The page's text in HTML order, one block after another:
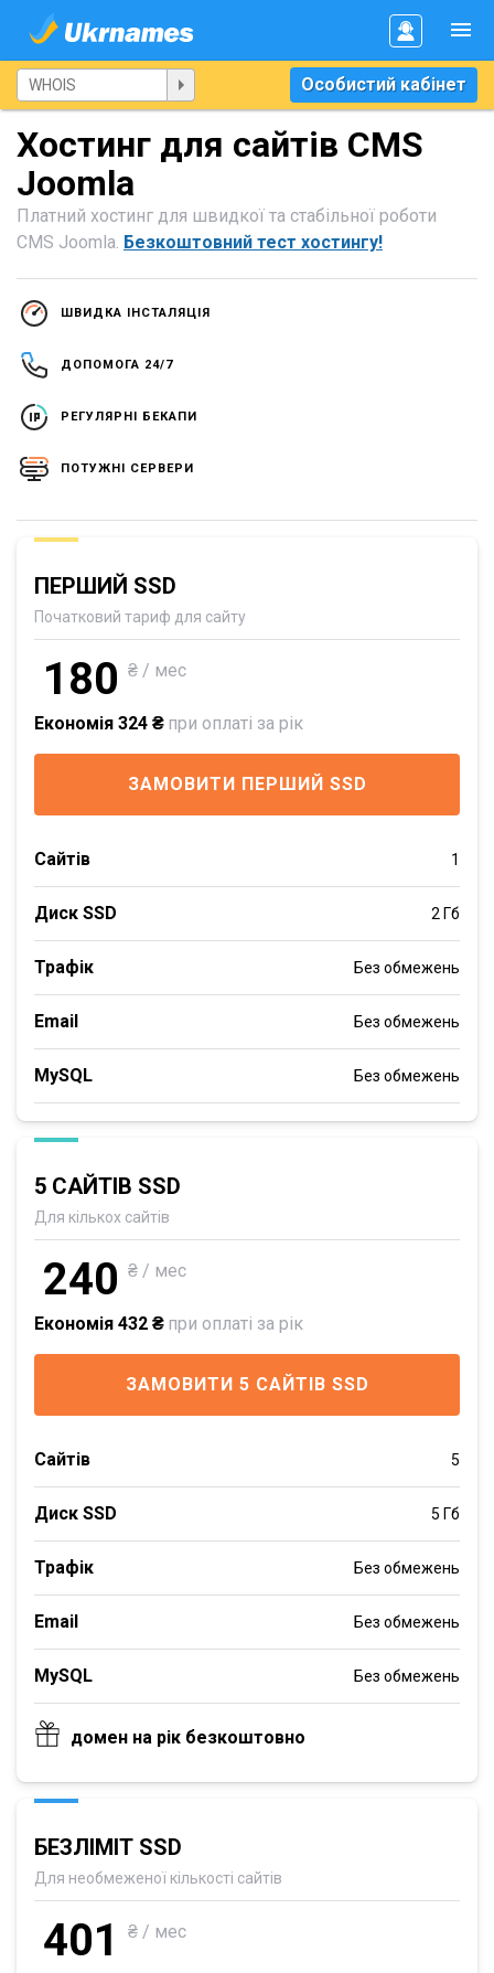
Особистий кабінет
Хостинг для сайтів CMS
Joomla
Платний хостинг для швидкої та стабільної роботи
CMS Joomla. Безкоштовний тест хостингу!
ШВИДКА ІНСТАЛЯЦІЯ
ДОПОМОГА 24/7
РЕГУЛЯРНІ БЕКАПИ
ПОТУЖНІ СЕРВЕРИ
ПЕРШИЙ SSD
Початковий тариф для сайту
180 ₴ / мес
Економія 324 ₴ при оплаті за рік
ЗАМОВИТИ ПЕРШИЙ SSD
Сайтів 1
Диск SSD 2 Гб
Трафік Без обмежень
Email Без обмежень
MySQL Без обмежень
5 САЙТІВ SSD
Для кількох сайтів
240 ₴ / мес
Економія 432 ₴ при оплаті за рік
ЗАМОВИТИ 5 САЙТІВ SSD
Сайтів 5
Диск SSD 5 Гб
Трафік Без обмежень
Email Без обмежень
MySQL Без обмежень
домен на рік безкоштовно
БЕЗЛІМІТ SSD
Для необмеженої кількості сайтів
401 ₴ / мес